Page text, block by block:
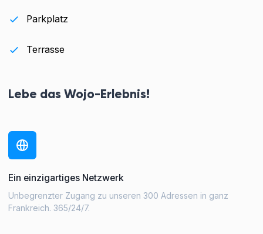
Parkplatz
Terrasse
Lebe das Wojo-Erlebnis!
Ein einzigartiges Netzwerk
Unbegrenzter Zugang zu unseren 300 Adressen in ganz
Frankreich. 365/24/7.